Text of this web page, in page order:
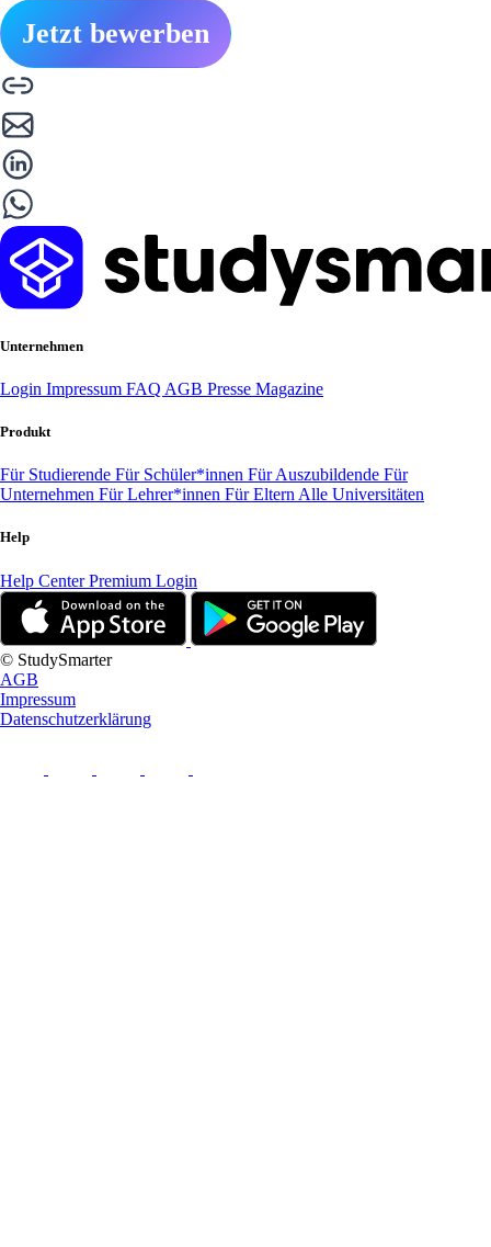
Jetzt bewerben
Unternehmen
Login Impressum FAQ AGB Presse Magazine
Produkt
Für Studierende Für Schüler*innen Für Auszubildende Für
Unternehmen Für Lehrer*innen Für Eltern Alle Universitäten
Help
Help CenterPremium Login
© StudySmarter
AGB
Impressum
Datenschutzerklärung